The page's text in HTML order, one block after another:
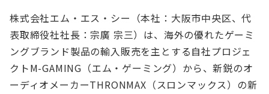
株式会社エム・エス・シー（本社：大阪市中央区、代
表取締役社社長：宗廣 宗三）は、海外の優れたゲーミ
ングブランド製品の輸入販売を主とする自社プロジェ
クトM-GAMING（エム・ゲーミング）から、新鋭のオ
ーディオメーカーTHRONMAX（スロンマックス）の新